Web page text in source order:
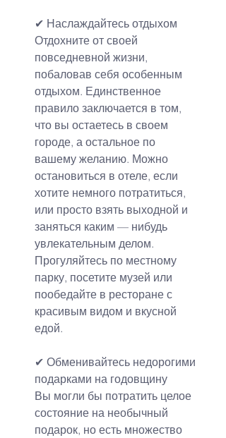
✔ Наслаждайтесь отдыхом
Отдохните от своей
повседневной жизни,
побаловав себя особенным
отдыхом. Единственное
правило заключается в том,
что вы остаетесь в своем
городе, а остальное по
вашему желанию. Можно
остановиться в отеле, если
хотите немного потратиться,
или просто взять выходной и
заняться каким — нибудь
увлекательным делом.
Прогуляйтесь по местному
парку, посетите музей или
пообедайте в ресторане с
красивым видом и вкусной
едой.
✔ Обменивайтесь недорогими
подарками на годовщину
Вы могли бы потратить целое
состояние на необычный
подарок, но есть множество